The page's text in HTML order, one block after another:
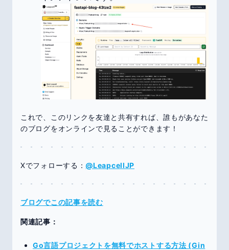
これで、このリンクを友達と共有すれば、誰もがあなた
のブログをオンラインで見ることができます！
Xでフォローする：@LeapcellJP
ブログでこの記事を読む
関連記事：
Go言語プロジェクトを無料でホストする方法 (Gin